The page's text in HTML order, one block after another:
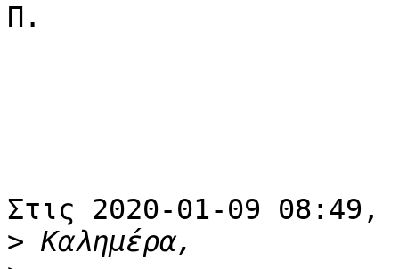
Π.
Στις 2020-01-09 08:49,
>